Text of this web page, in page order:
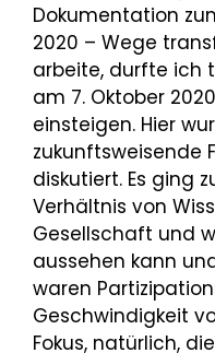
Dokumentation
2020 – Wege
arbeite, durfte ich
am 7. Oktober
einsteigen. Hier
zukunftsweisende
diskutiert. Es ging
Verhältnis von
Gesellschaft und
aussehen kann
waren
Geschwindigkeit
Fokus, natürlich,